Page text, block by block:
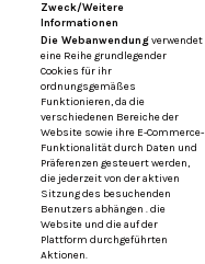
Zweck/Weitere
Informationen
Die Webanwendungverwendet
eine Reihe grundlegender
Cookies für ihr
ordnungsgemäßes
Funktionieren, da die
verschiedenen Bereiche der
Website sowie ihre E-Commerce-
Funktionalität durch Daten und
Präferenzen gesteuert werden,
die jederzeit von der aktiven
Sitzung des besuchenden
Benutzers abhängen . die
Website und die auf der
Plattform durchgeführten
Aktionen.